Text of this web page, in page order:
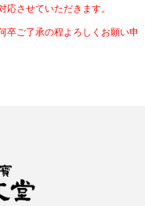
させていただきます。
卒ご了承の程よろしくお願い申